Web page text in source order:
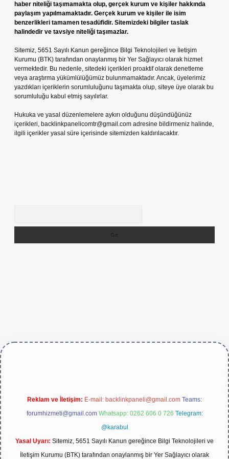
haber niteliği taşımamakta olup, gerçek kurum ve kişiler hakkında
paylaşım yapılmamaktadır. Gerçek kurum ve kişiler ile isim
benzerlikleri tamamen tesadüfidir. Sitemizdeki bilgiler taslak
halindedir ve tavsiye niteliği taşımazlar.
Sitemiz, 5651 Sayılı Kanun gereğince Bilgi Teknolojileri ve İletişim
Kurumu (BTK) tarafından onaylanmış bir Yer Sağlayıcı olarak hizmet
vermektedir. Bu nedenle, sitedeki içerikleri proaktif olarak denetleme
veya araştırma yükümlülüğümüz bulunmamaktadır. Ancak, üyelerimiz
yazdıkları içeriklerin sorumluluğunu taşımakta olup, siteye üye olarak bu
sorumluluğu kabul etmiş sayılırlar.
Hukuka ve yasal düzenlemelere aykırı olduğunu düşündüğünüz
içerikleri, backlinkpanelicomtr@gmail.com adresine bildirmeniz halinde,
ilgili içerikler yasal süre içerisinde sitemizden kaldırılacaktır.
Reklam ve İletişim: E-mail: backlinkpaneli@gmail.com Teams:
forumhizmeti@gmail.com Whatsapp: 0262 606 0 726 Telegram:
@karabul
Yasal Uyarı: Sitemiz, 5651 Sayılı Kanun gereğince Bilgi Teknolojileri ve
İletişim Kurumu (BTK) tarafından onaylanmış bir Yer Sağlayıcı olarak